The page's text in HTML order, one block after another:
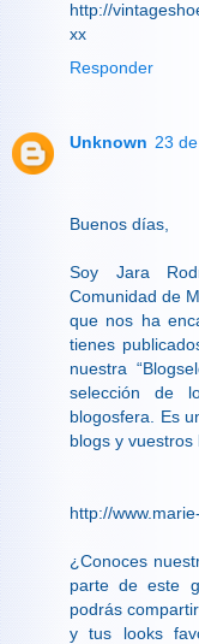
http://
xx
Responder
Unknown 23
Buenos días,
Soy Jara
Comunidad de
que nos ha
tienes
nuestra
selección de
blogosfera. Es
blogs y vuestros
http://
¿Conoces
parte de este
podrás
y tus looks